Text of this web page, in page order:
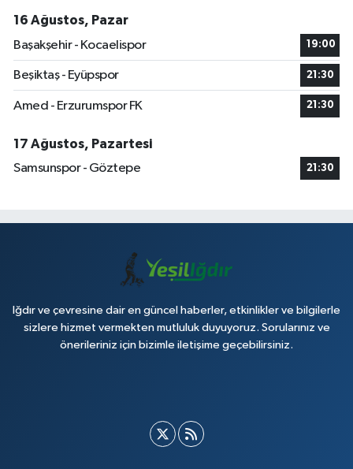
16 Ağustos, Pazar
Başakşehir - Kocaelispor
19:00
Beşiktaş - Eyüpspor 21:30
Amed - Erzurumspor FK 21:30
17 Ağustos, Pazartesi
Samsunspor - Göztepe
21:30
Iğdır ve çevresine dair en güncel haberler, etkinlikler ve bilgilerle
sizlere hizmet vermekten mutluluk duyuyoruz. Sorularınız ve
önerileriniz için bizimle iletişime geçebilirsiniz.